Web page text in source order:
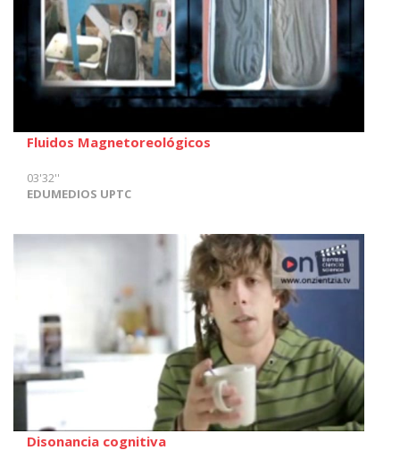
Fluidos Magnetoreológicos
03'32''
EDUMEDIOS UPTC
Disonancia cognitiva